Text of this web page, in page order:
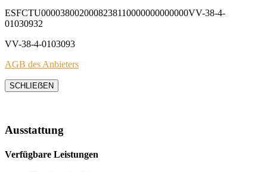
ESFCTU0000380020008238110000000000000VV-38-4-
01030932
VV-38-4-0103093
AGB des Anbieters
SCHLIEẞEN
Ausstattung
Verfügbare Leistungen